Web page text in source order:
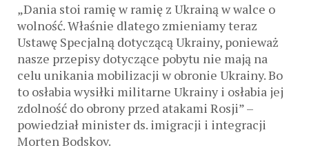
„Dania stoi ramię w ramię z Ukrainą w walce o
wolność. Właśnie dlatego zmieniamy teraz
Ustawę Specjalną dotyczącą Ukrainy, ponieważ
nasze przepisy dotyczące pobytu nie mają na
celu unikania mobilizacji w obronie Ukrainy. Bo
to osłabia wysiłki militarne Ukrainy i osłabia jej
zdolność do obrony przed atakami Rosji” –
powiedział minister ds. imigracji i integracji
Morten Bodskov.